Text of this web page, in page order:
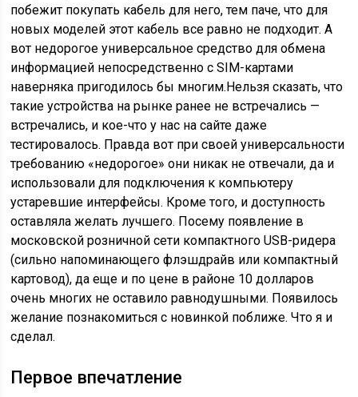
побежит покупать кабель для него, тем паче, что для
новых моделей этот кабель все равно не подходит. А
вот недорогое универсальное средство для обмена
информацией непосредственно с SIM-картами
наверняка пригодилось бы многим.Нельзя сказать, что
такие устройства на рынке ранее не встречались —
встречались, и кое-что у нас на сайте даже
тестировалось. Правда вот при своей универсальности
требованию «недорогое» они никак не отвечали, да и
использовали для подключения к компьютеру
устаревшие интерфейсы. Кроме того, и доступность
оставляла желать лучшего. Посему появление в
московской розничной сети компактного USB-ридера
(сильно напоминающего флэшдрайв или компактный
картовод), да еще и по цене в районе 10 долларов
очень многих не оставило равнодушными. Появилось
желание познакомиться с новинкой поближе. Что я и
сделал.
Первое впечатление